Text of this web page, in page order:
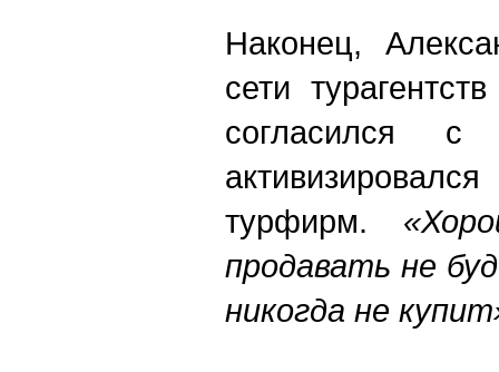
Наконец,
сети
согласился
турфирм.
продавать не
никогда не